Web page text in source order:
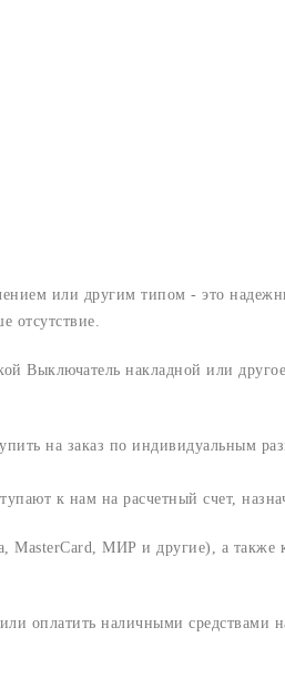
или другим типом - это
Выключатель накладной или
на заказ по индивидуальным
к нам на расчетный счет,
MasterCard, МИР и другие), а также
оплатить наличными средствами